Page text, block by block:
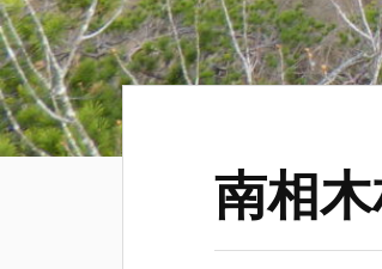
南相